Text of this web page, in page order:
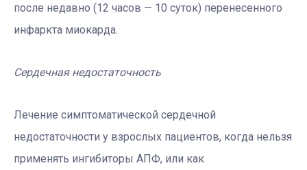
после недавно (12 часов — 10 суток) перенесенного
инфаркта миокарда.
Сердечная недостаточность
Лечение симптоматической сердечной
недостаточности у взрослых пациентов, когда нельзя
применять ингибиторы АПФ, или как